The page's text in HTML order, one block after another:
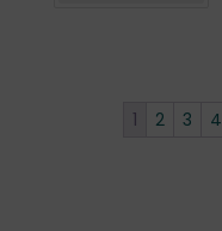
1 2 3 4